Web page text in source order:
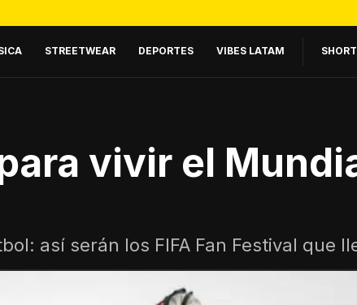
STREETWEAR DEPORTES VIBES LATAM
vivir el
así serán los FIFA Fan Festival que